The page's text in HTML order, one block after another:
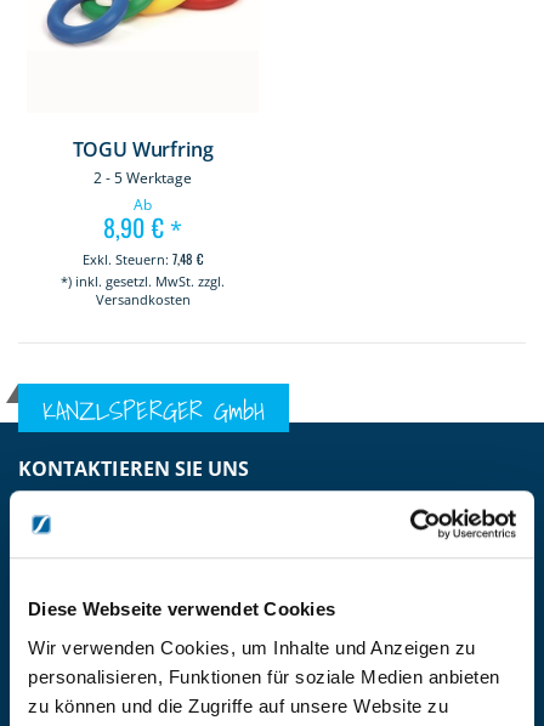
Diese Webseite verwendet Cookies
Wir verwenden Cookies, um Inhalte und Anzeigen zu
personalisieren, Funktionen für soziale Medien anbieten
zu können und die Zugriffe auf unsere Website zu
TOGU Wurfring
2 - 5 Werktage
Ab
8,90 €*
7,48 €
*) inkl. gesetzl. MwSt. zzgl.
Versandkosten
KANZLSPERGER GmbH
KONTAKTIEREN SIE UNS
ADRESSE
Ziegelhöhe 8, Berngau, D-92361
+49 (0) 9181/2593-0
EMAIL
info@kanzlsperger.de